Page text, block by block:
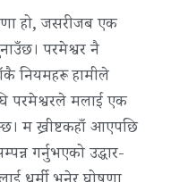
हो, जसरी जब एक
परमेश्वर नै
नियमहरू हामीले
परमेश्वरले मलाई एक
म ख्रीष्टकहाँ आएपछि
गर्नुभएको उद्धार-